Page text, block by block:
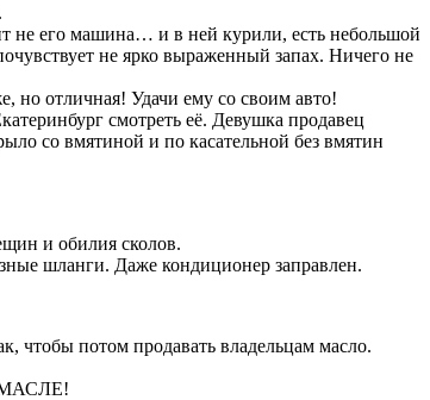
не его машина… и в ней курили, есть небольшой
не ярко выраженный запах. Ничего не
но отличная! Удачи ему со своим авто!
смотреть её. Девушка продавец
со вмятиной и по касательной без вмятин
и обилия сколов.
шланги. Даже кондиционер заправлен.
чтобы потом продавать владельцам масло.
МАСЛЕ!